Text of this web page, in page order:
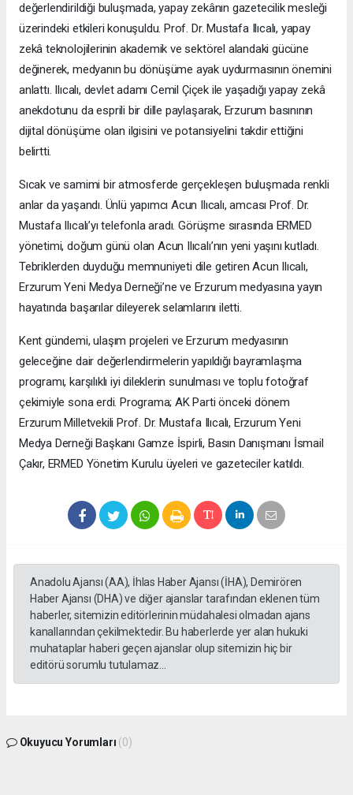
değerlendirildiği buluşmada, yapay zekânın gazetecilik mesleği
üzerindeki etkileri konuşuldu. Prof. Dr. Mustafa Ilıcalı, yapay
zekâ teknolojilerinin akademik ve sektörel alandaki gücüne
değinerek, medyanın bu dönüşüme ayak uydurmasının önemini
anlattı. Ilıcalı, devlet adamı Cemil Çiçek ile yaşadığı yapay zekâ
anekdotunu da esprili bir dille paylaşarak, Erzurum basınının
dijital dönüşüme olan ilgisini ve potansiyelini takdir ettiğini
belirtti.
Sıcak ve samimi bir atmosferde gerçekleşen buluşmada renkli
anlar da yaşandı. Ünlü yapımcı Acun Ilıcalı, amcası Prof. Dr.
Mustafa Ilıcalı’yı telefonla aradı. Görüşme sırasında ERMED
yönetimi, doğum günü olan Acun Ilıcalı’nın yeni yaşını kutladı.
Tebriklerden duyduğu memnuniyeti dile getiren Acun Ilıcalı,
Erzurum Yeni Medya Derneği’ne ve Erzurum medyasına yayın
hayatında başarılar dileyerek selamlarını iletti.
Kent gündemi, ulaşım projeleri ve Erzurum medyasının
geleceğine dair değerlendirmelerin yapıldığı bayramlaşma
programı, karşılıklı iyi dileklerin sunulması ve toplu fotoğraf
çekimiyle sona erdi. Programa; AK Parti önceki dönem
Erzurum Milletvekili Prof. Dr. Mustafa Ilıcalı, Erzurum Yeni
Medya Derneği Başkanı Gamze İspirli, Basın Danışmanı İsmail
Çakır, ERMED Yönetim Kurulu üyeleri ve gazeteciler katıldı.
Anadolu Ajansı (AA), İhlas Haber Ajansı (İHA), Demirören
Haber Ajansı (DHA) ve diğer ajanslar tarafından eklenen tüm
haberler, sitemizin editörlerinin müdahalesi olmadan ajans
kanallarından çekilmektedir. Bu haberlerde yer alan hukuki
muhataplar haberi geçen ajanslar olup sitemizin hiç bir
editörü sorumlu tutulamaz...
Okuyucu Yorumları (0)